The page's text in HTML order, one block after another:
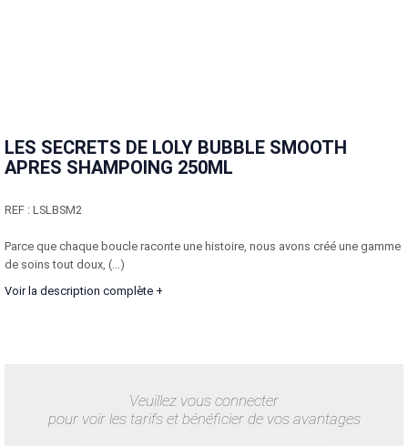
LES SECRETS DE LOLY BUBBLE SMOOTH
APRES SHAMPOING 250ML
REF : LSLBSM2
Parce que chaque boucle raconte une histoire, nous avons créé une gamme
de soins tout doux, (...)
Voir la description complète +
Veuillez vous connecter
pour voir les tarifs et bénéficier de vos avantages